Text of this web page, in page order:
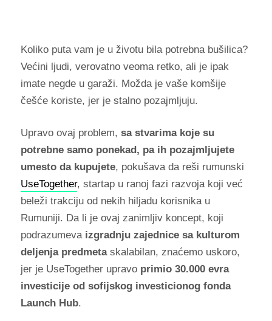
Koliko puta vam je u životu bila potrebna bušilica?
Većini ljudi, verovatno veoma retko, ali je ipak
imate negde u garaži. Možda je vaše komšije
češće koriste, jer je stalno pozajmljuju.
Upravo ovaj problem, sa stvarima koje su
potrebne samo ponekad, pa ih pozajmljujete
umesto da kupujete, pokušava da reši rumunski
UseTogether, startap u ranoj fazi razvoja koji već
beleži trakciju od nekih hiljadu korisnika u
Rumuniji. Da li je ovaj zanimljiv koncept, koji
podrazumevaizgradnju zajednice sa kulturom
deljenja predmetaskalabilan, znaćemo uskoro,
jer je UseTogether upravo primio 30.000 evra
investicije od sofijskog investicionog fonda
Launch Hub.